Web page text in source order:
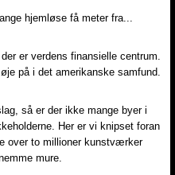
hjemløse få meter fra...
er verdens finansielle centrum.
på i det amerikanske samfund.
så er der ikke mange byer i
Her er vi knipset foran
over to millioner kunstværker
mure.